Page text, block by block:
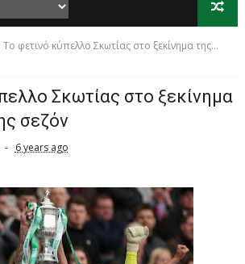
To φετινό κύπελλο Σκωτίας στο ξεκίνημα της…
Σκωτίας στο ξεκίνημα
σεζόν
6 years ago